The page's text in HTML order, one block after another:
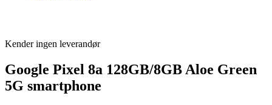
Kender ingen leverandør
Google Pixel 8a 128GB/8GB Aloe Green
5G smartphone